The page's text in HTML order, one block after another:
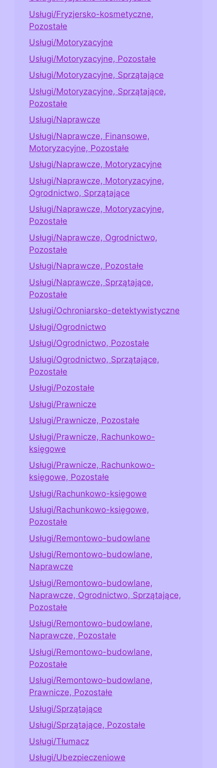
Usługi/Fryzjersko-kosmetyczne,
Pozostałe
Usługi/Motoryzacyjne
Usługi/Motoryzacyjne, Pozostałe
Usługi/Motoryzacyjne, Sprzątające
Usługi/Motoryzacyjne, Sprzątające,
Pozostałe
Usługi/Naprawcze
Usługi/Naprawcze, Finansowe,
Motoryzacyjne, Pozostałe
Usługi/Naprawcze, Motoryzacyjne
Usługi/Naprawcze, Motoryzacyjne,
Ogrodnictwo, Sprzątające
Usługi/Naprawcze, Motoryzacyjne,
Pozostałe
Usługi/Naprawcze, Ogrodnictwo,
Pozostałe
Usługi/Naprawcze, Pozostałe
Usługi/Naprawcze, Sprzątające,
Pozostałe
Usługi/Ochroniarsko-detektywistyczne
Usługi/Ogrodnictwo
Usługi/Ogrodnictwo, Pozostałe
Usługi/Ogrodnictwo, Sprzątające,
Pozostałe
Usługi/Pozostałe
Usługi/Prawnicze
Usługi/Prawnicze, Pozostałe
Usługi/Prawnicze, Rachunkowo-
księgowe
Usługi/Prawnicze, Rachunkowo-
księgowe, Pozostałe
Usługi/Rachunkowo-księgowe
Usługi/Rachunkowo-księgowe,
Pozostałe
Usługi/Remontowo-budowlane
Usługi/Remontowo-budowlane,
Naprawcze
Usługi/Remontowo-budowlane,
Naprawcze, Ogrodnictwo, Sprzątające,
Pozostałe
Usługi/Remontowo-budowlane,
Naprawcze, Pozostałe
Usługi/Remontowo-budowlane,
Pozostałe
Usługi/Remontowo-budowlane,
Prawnicze, Pozostałe
Usługi/Sprzątające
Usługi/Sprzątające, Pozostałe
Usługi/Tłumacz
Usługi/Ubezpieczeniowe